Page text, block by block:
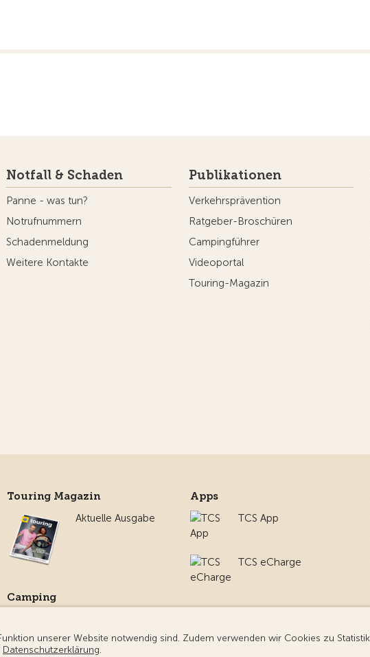
Notfall & Schaden
Panne - was tun?
Notrufnummern
Schadenmeldung
Weitere Kontakte
Publikationen
Verkehrsprävention
Ratgeber-Broschüren
Campingführer
Videoportal
Touring-Magazin
Touring Magazin
Aktuelle Ausgabe
Camping
Camping
Apps
TCS App
TCS eCharge